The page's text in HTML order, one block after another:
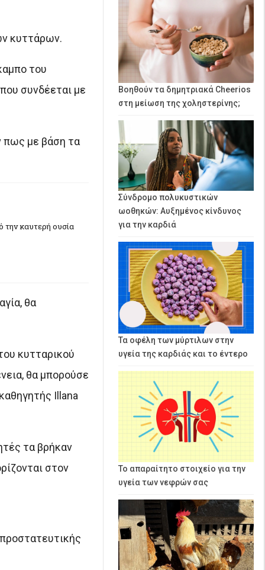
κυττάρων.
του
συνδέεται με
πως με βάση τα
την καυτερή ουσία
θα
κυτταρικού
θα μπορούσε
Illana
τα βρήκαν
στον
Βοηθούν τα δημητριακά Cheerios
στη μείωση της χοληστερίνης;
Σύνδρομο πολυκυστικών
ωοθηκών: Αυξημένος κίνδυνος
για την καρδιά
Τα οφέλη των μύρτιλων στην
υγεία της καρδιάς και το έντερο
Το απαραίτητο στοιχείο για την
υγεία των νεφρών σας